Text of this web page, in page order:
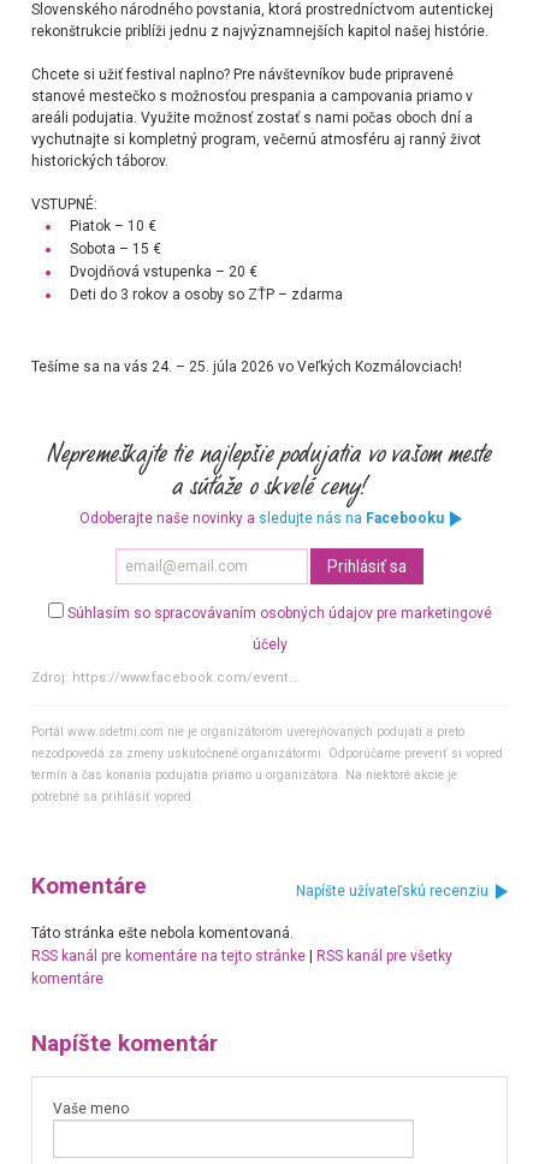
Slovenského národného povstania, ktorá prostredníctvom autentickej
rekonštrukcie priblíži jednu z najvýznamnejších kapitol našej histórie.
Chcete si užiť festival naplno? Pre návštevníkov bude pripravené
stanové mestečko s možnosťou prespania a campovania priamo v
areáli podujatia. Využite možnosť zostať s nami počas oboch dní a
vychutnajte si kompletný program, večernú atmosféru aj ranný život
historických táborov.
VSTUPNÉ:
Piatok – 10 €
Sobota – 15 €
Dvojdňová vstupenka – 20 €
Deti do 3 rokov a osoby so ZŤP – zdarma
Tešíme sa na vás 24. – 25. júla 2026 vo Veľkých Kozmálovciach!
Odoberajte naše novinky a sledujte nás na Facebooku
Súhlasím so spracovávaním osobných údajov pre marketingové
účely
Zdroj: https://www.facebook.com/event...
Portál www.sdetmi.com nie je organizátorom uverejňovaných podujatí a preto
nezodpovedá za zmeny uskutočnené organizátormi. Odporúčame preveriť si vopred
termín a čas konania podujatia priamo u organizátora. Na niektoré akcie je
potrebné sa prihlásiť vopred.
Komentáre Napíšte užívateľskú recenziu
Táto stránka ešte nebola komentovaná.
RSS kanál pre komentáre na tejto stránke| RSS kanál pre všetky
komentáre
Napíšte komentár
Vaše meno